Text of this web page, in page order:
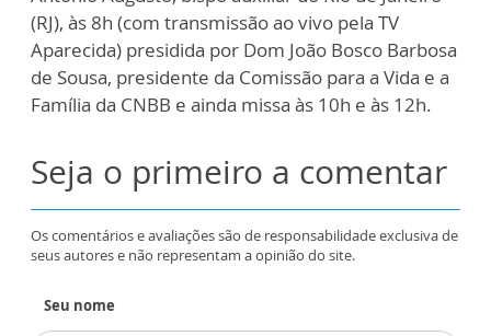
(RJ), às 8h (com transmissão ao vivo pela TV
Aparecida) presidida por Dom João Bosco Barbosa
de Sousa, presidente da Comissão para a Vida e a
Família da CNBB e ainda missa às 10h e às 12h.
Seja o primeiro a comentar
Os comentários e avaliações são de responsabilidade exclusiva de
seus autores e não representam a opinião do site.
Seu nome